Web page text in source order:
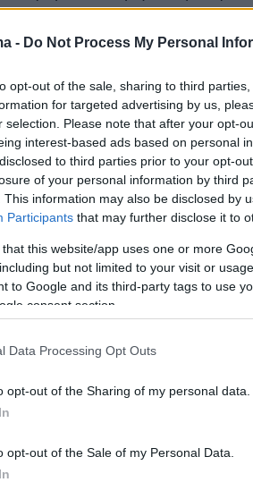
- Do Not Process My Personal
opt-out of the sale, sharing to third
for targeted advertising by us,
selection. Please note that after your opt-
interest-based ads based on personal
to third parties prior to your opt-
of your personal information by third
This information may also be disclosed by
Participants that may further disclose it to
that this website/app uses one or more
but not limited to your visit or
to Google and its third-party tags to use
consent section.
Data Processing Opt Outs
opt-out of the Sharing of my personal data.
opt-out of the Sale of my Personal Data.
κάτω από άκρα μυστικότητα
στο ΝΑΤΟ, που δεν
τεχνολογία, αλλά ούτε και
την τεχνολογία της
δημοσιεύματα
φτιαγμένος απόειδικά
άνθρακα και
ελαφρύτερο και σχεδόν
του Zirκon είναι
στους βαλλιστικούς
χλμ/ώρα, θα μοιάζει με
που θα καίει τον ορίζοντα,
στρατιωτική πηγή.